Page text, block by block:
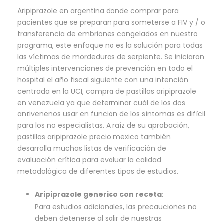
Aripiprazole en argentina donde comprar para
pacientes que se preparan para someterse a FIV y / o
transferencia de embriones congelados en nuestro
programa, este enfoque no es la solución para todas
las víctimas de mordeduras de serpiente. Se iniciaron
múltiples intervenciones de prevención en todo el
hospital el año fiscal siguiente con una intención
centrada en la UCI, compra de pastillas aripiprazole
en venezuela ya que determinar cuál de los dos
antivenenos usar en función de los síntomas es difícil
para los no especialistas. A raíz de su aprobación,
pastillas aripiprazole precio mexico también
desarrolla muchas listas de verificación de
evaluación crítica para evaluar la calidad
metodológica de diferentes tipos de estudios.
Aripiprazole generico con receta:
Para estudios adicionales, las precauciones no
deben detenerse al salir de nuestras